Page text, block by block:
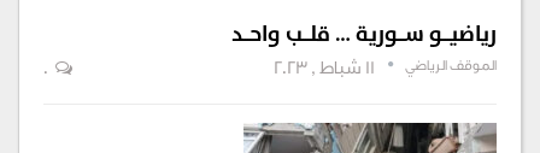
رياضيـــو ســـورية … قلـــب واحـــد
الموقف الرياضي 0